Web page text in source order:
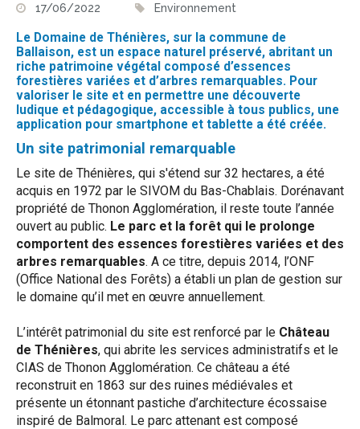
17/06/2022 Environnement
Le Domaine de Thénières, sur la commune de
Ballaison, est un espace naturel préservé, abritant un
riche patrimoine végétal composé d’essences
forestières variées et d’arbres remarquables. Pour
valoriser le site et en permettre une découverte
ludique et pédagogique, accessible à tous publics, une
application pour smartphone et tablette a été créée.
Un site patrimonial remarquable
Le site de Thénières, qui s'étend sur 32 hectares, a été
acquis en 1972 par le SIVOM du Bas-Chablais. Dorénavant
propriété de Thonon Agglomération, il reste toute l’année
ouvert au public. Le parc et la forêt qui le prolonge
comportent des essences forestières variées et des
arbres remarquables. A ce titre, depuis 2014, l’ONF
(Office National des Forêts) a établi un plan de gestion sur
le domaine qu’il met en œuvre annuellement.
L’intérêt patrimonial du site est renforcé par le Château
de Thénières, qui abrite les services administratifs et le
CIAS de Thonon Agglomération. Ce château a été
reconstruit en 1863 sur des ruines médiévales et
présente un étonnant pastiche d’architecture écossaise
inspiré de Balmoral. Le parc attenant est composé